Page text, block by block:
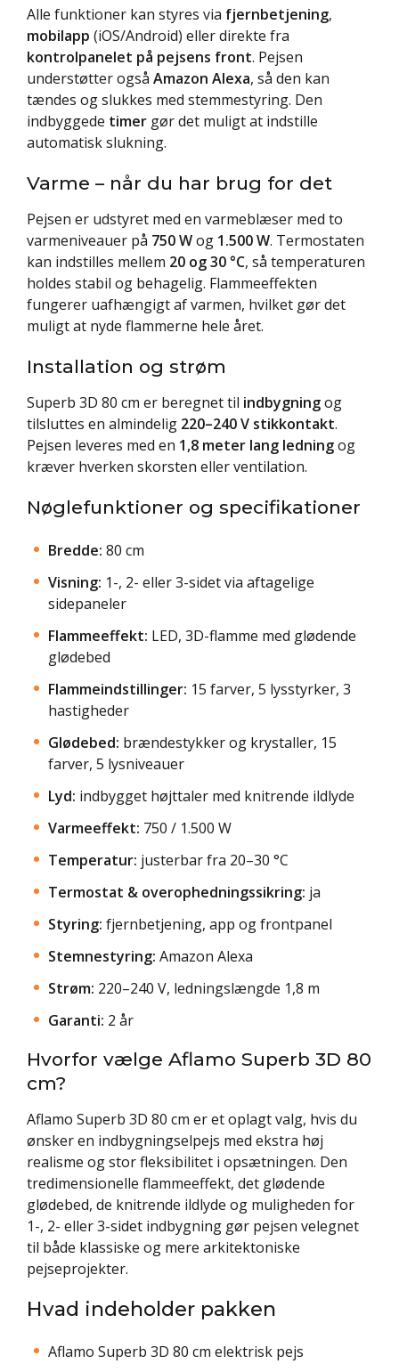
Alle funktioner kan styres via fjernbetjening,
mobilapp (iOS/Android) eller direkte fra
kontrolpanelet på pejsens front. Pejsen
understøtter også Amazon Alexa, så den kan
tændes og slukkes med stemmestyring. Den
indbyggede timer gør det muligt at indstille
automatisk slukning.
Varme – når du har brug for det
Pejsen er udstyret med en varmeblæser med to
varmeniveauer på 750 Wog 1.500 W. Termostaten
kan indstilles mellem 20 og 30 °C, så temperaturen
holdes stabil og behagelig. Flammeeffekten
fungerer uafhængigt af varmen, hvilket gør det
muligt at nyde flammerne hele året.
Installation og strøm
Superb 3D 80 cm er beregnet til indbygningog
tilsluttes en almindelig 220–240 V stikkontakt.
Pejsen leveres med en 1,8 meter lang ledningog
kræver hverken skorsten eller ventilation.
Nøglefunktioner og specifikationer
Bredde: 80 cm
Visning: 1-, 2- eller 3-sidet via aftagelige
sidepaneler
Flammeeffekt: LED, 3D-flamme med glødende
glødebed
Flammeindstillinger: 15 farver, 5 lysstyrker, 3
hastigheder
Glødebed: brændestykker og krystaller, 15
farver, 5 lysniveauer
Lyd: indbygget højttaler med knitrende ildlyde
Varmeeffekt: 750 / 1.500 W
Temperatur: justerbar fra 20–30 °C
Termostat & overophedningssikring: ja
Styring: fjernbetjening, app og frontpanel
Stemnestyring: Amazon Alexa
Strøm: 220–240 V, ledningslængde 1,8 m
Garanti: 2 år
Hvorfor vælge Aflamo Superb 3D 80
cm?
Aflamo Superb 3D 80 cm er et oplagt valg, hvis du
ønsker en indbygningselpejs med ekstra høj
realisme og stor fleksibilitet i opsætningen. Den
tredimensionelle flammeeffekt, det glødende
glødebed, de knitrende ildlyde og muligheden for
1-, 2- eller 3-sidet indbygning gør pejsen velegnet
til både klassiske og mere arkitektoniske
pejseprojekter.
Hvad indeholder pakken
Aflamo Superb 3D 80 cm elektrisk pejs